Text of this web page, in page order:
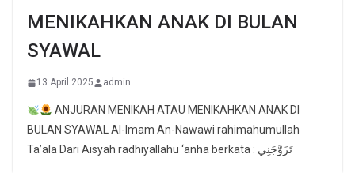
MENIKAHKAN ANAK DI BULAN
SYAWAL
13 April 2025 admin
ANJURAN MENIKAH ATAU MENIKAHKAN ANAK DI
BULAN SYAWAL Al-Imam An-Nawawi rahimahumullah
Ta’ala Dari Aisyah radhiyallahu ‘anha berkata : تَزَوَّجَنِي